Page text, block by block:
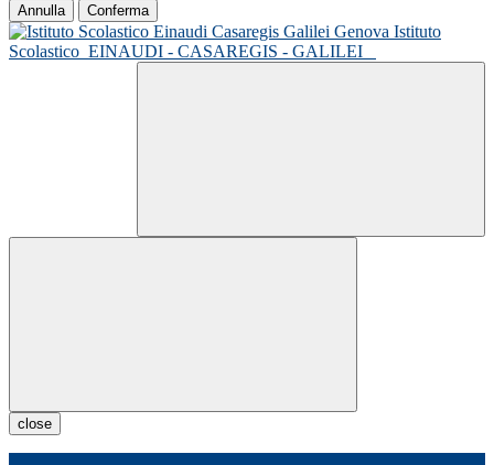
Annulla Conferma
Istituto
Scolastico EINAUDI - CASAREGIS - GALILEI
close